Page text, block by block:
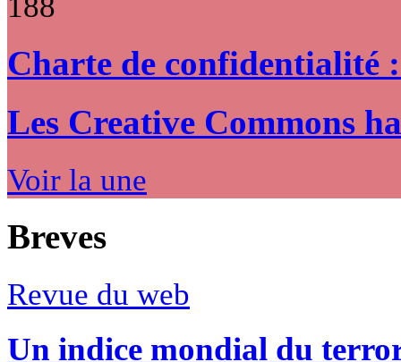
Charte de confidentialité
Les Creative Commons
Voir la une
Breves
Revue du web
Un indice mondial du